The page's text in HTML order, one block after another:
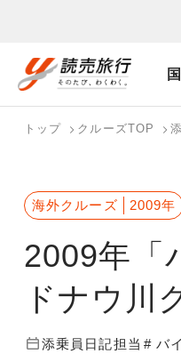
トップ クルーズTOP
2009年「
ドナウ川
海外クルーズ 2009年
添乗員日記担当 # バ